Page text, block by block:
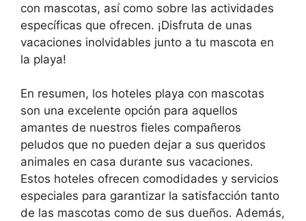
con mascotas, así como sobre las actividades
específicas que ofrecen. ¡Disfruta de unas
vacaciones inolvidables junto a tu mascota en
la playa!
En resumen, los hoteles playa con mascotas
son una excelente opción para aquellos
amantes de nuestros fieles compañeros
peludos que no pueden dejar a sus queridos
animales en casa durante sus vacaciones.
Estos hoteles ofrecen comodidades y servicios
especiales para garantizar la satisfacción tanto
de las mascotas como de sus dueños. Además,